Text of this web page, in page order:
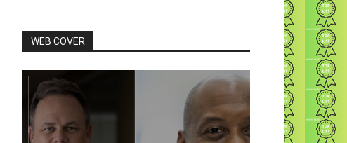
WEB COVER